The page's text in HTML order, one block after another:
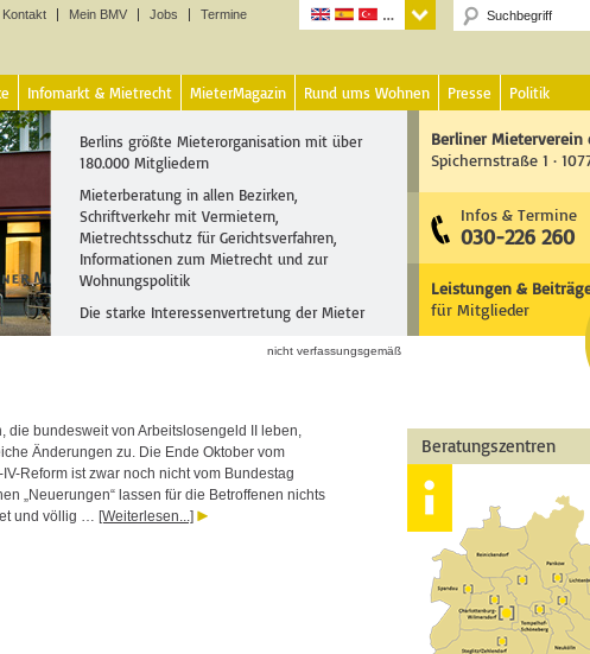
Kontakt Mein BMV Jobs Termine
Infomarkt & Mietrecht MieterMagazin Rund ums Wohnen Presse Politik
Berlins größte Mieterorganisation mit über
180.000 Mitgliedern
Mieterberatung in allen Bezirken,
Schriftverkehr mit Vermietern,
Mietrechtsschutz für Gerichtsverfahren,
Informationen zum Mietrecht und zur
Wohnungspolitik
Die starke Interessenvertretung der Mieter
Berliner Mieterverein
Spichernstraße 1 ·
Infos & Termine
030-226 260
Leistungen &
für Mitglieder
nicht verfassungsgemäß
die bundesweit von Arbeitslosengeld II leben,
Änderungen zu. Die Ende Oktober vom
Reform ist zwar noch nicht vom Bundestag
„Neuerungen“ lassen für die Betroffenen nichts
und völlig … [Weiterlesen...]
Beratungszentren